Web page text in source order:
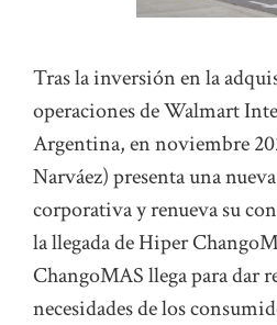
Tras la inversión en la
operaciones de Walmart
Argentina, en noviembre
Narváez) presenta una
corporativa y renueva su
la llegada de Hiper
ChangoMAS llega para dar
necesidades de los